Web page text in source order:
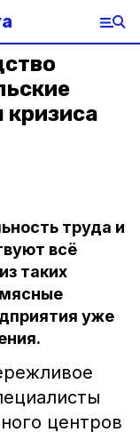
кризиса
труда и
всё
таких
уже
центров